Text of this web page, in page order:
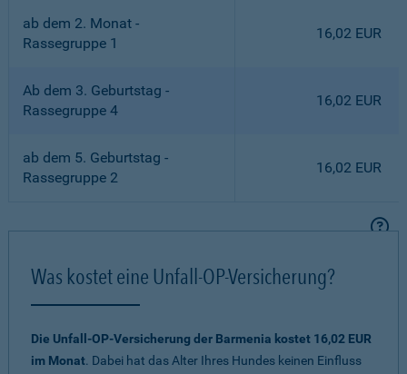
ab dem 2. Monat -
Rassegruppe 1
16,02 EUR
Ab dem 3. Geburtstag -
Rassegruppe 4
16,02 EUR
ab dem 5. Geburtstag -
Rassegruppe 2
16,02 EUR
Was kostet eine Unfall-OP-Versicherung?
Die Unfall-OP-Versicherung der Barmenia kostet 16,02 EUR
im Monat. Dabei hat das Alter Ihres Hundes keinen Einfluss